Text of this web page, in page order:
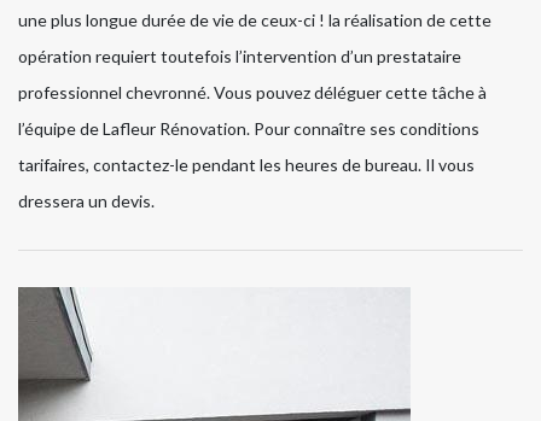
une plus longue durée de vie de ceux-ci ! la réalisation de cette
opération requiert toutefois l’intervention d’un prestataire
professionnel chevronné. Vous pouvez déléguer cette tâche à
l’équipe de Lafleur Rénovation. Pour connaître ses conditions
tarifaires, contactez-le pendant les heures de bureau. Il vous
dressera un devis.